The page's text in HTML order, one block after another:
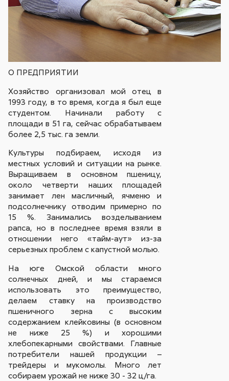
О ПРЕДПРИЯТИИ
Хозяйство организовал мой отец в
1993 году, в то время, когда я был еще
студентом. Начинали работу с
площади в 51 га, сейчас обрабатываем
более 2,5 тыс. га земли.
Культуры подбираем, исходя из
местных условий и ситуации на рынке.
Выращиваем в основном пшеницу,
около четверти наших площадей
занимает лен масличный, ячменю и
подсолнечнику отводим примерно по
15 %. Занимались возделыванием
рапса, но в последнее время взяли в
отношении него «тайм-аут» из-за
серьезных проблем с капустной молью.
На юге Омской области много
солнечных дней, и мы стараемся
использовать это преимущество,
делаем ставку на производство
пшеничного зерна с высоким
содержанием клейковины (в основном
не ниже 25 %) и хорошими
хлебопекарными свойствами. Главные
потребители нашей продукции –
трейдеры и мукомолы. Много лет
собираем урожай не ниже 30 - 32 ц/га.